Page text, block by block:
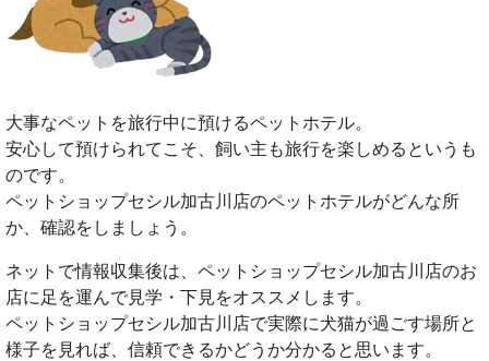
大事なペットを旅行中に預けるペットホテル。
安心して預けられてこそ、飼い主も旅行を楽しめるというも
のです。
ペットショップセシル加古川店のペットホテルがどんな所
か、確認をしましょう。
ネットで情報収集後は、ペットショップセシル加古川店のお
店に足を運んで見学・下見をオススメします。
ペットショップセシル加古川店で実際に犬猫が過ごす場所と
様子を見れば、信頼できるかどうか分かると思います。